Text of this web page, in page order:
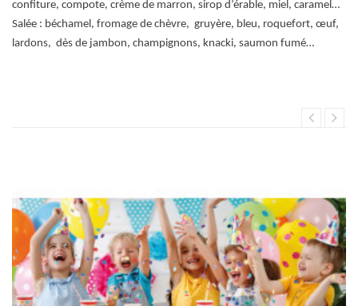
confiture, compote, crème de marron, sirop d’érable, miel, caramel…
Salée : béchamel, fromage de chèvre, gruyère, bleu, roquefort, œuf,
lardons, dès de jambon, champignons, knacki, saumon fumé…